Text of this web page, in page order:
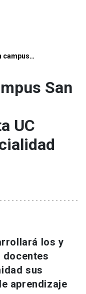
campus…
San
UC
los y
docentes
sus
aprendizaje